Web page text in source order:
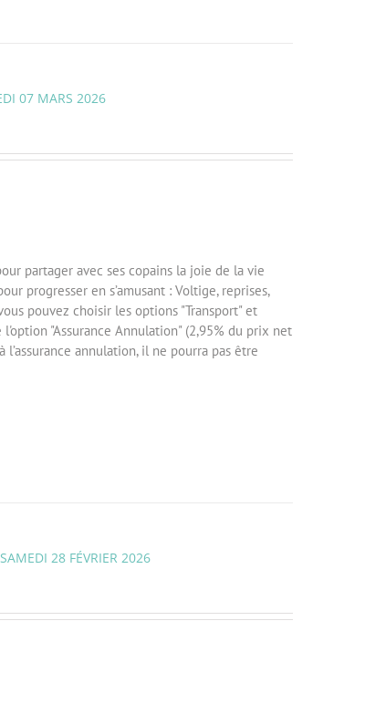
07 MARS 2026
partager avec ses copains la joie de la vie
progresser en s’amusant : Voltige, reprises,
pouvez choisir les options "Transport" et
"Assurance Annulation" (2,95% du prix net
annulation, il ne pourra pas être
28 FÉVRIER 2026